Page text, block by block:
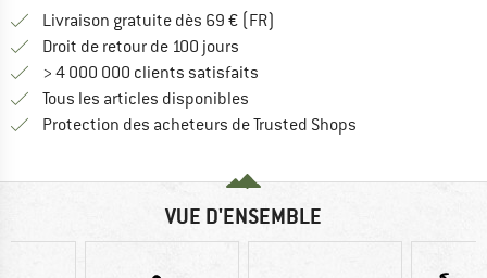
Livraison gratuite dès 69 € (FR)
Droit de retour de 100 jours
> 4 000 000 clients satisfaits
Tous les articles disponibles
Protection des acheteurs de Trusted Shops
VUE D'ENSEMBLE